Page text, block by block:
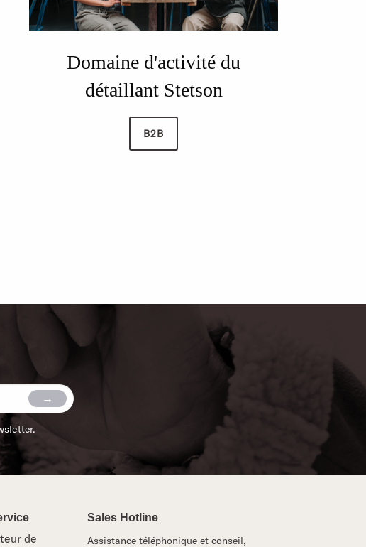
Domaine d'activité du
détaillant Stetson
B2B
de
Sales Hotline
Assistance téléphonique et conseil,